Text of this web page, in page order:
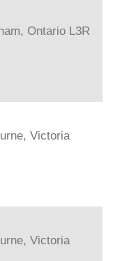
Ontario L3R
Victoria
Victoria